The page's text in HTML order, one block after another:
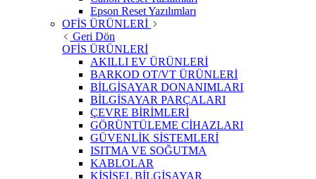
Epson Reset Yazılımları
OFİS ÜRÜNLERİ
Geri Dön
OFİS ÜRÜNLERİ
AKILLI EV ÜRÜNLERİ
BARKOD OT/VT ÜRÜNLERİ
BİLGİSAYAR DONANIMLARI
BİLGİSAYAR PARÇALARI
ÇEVRE BİRİMLERİ
GÖRÜNTÜLEME CİHAZLARI
GÜVENLİK SİSTEMLERİ
ISITMA VE SOĞUTMA
KABLOLAR
KİŞİSEL BİLGİSAYAR